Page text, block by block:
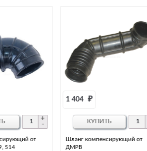
от
Шланг угловой воздушного
фильтра к ДМРВ
206 ₽
КУПИТЬ